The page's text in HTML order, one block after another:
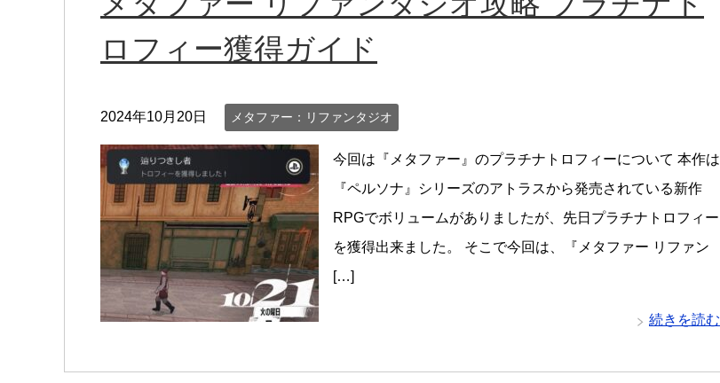
ロフィー獲得ガイド
2024年10月20日 メタファー：リファンタジオ
今回は『メタファー』のプラチナトロフィーについて 本作は
『ペルソナ』シリーズのアトラスから発売されている新作
RPGでボリュームがありましたが、先日プラチナトロフィー
を獲得出来ました。 そこで今回は、『メタファー リファン
[…]
続きを読む